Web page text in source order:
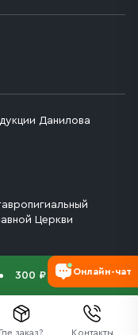
Где заказ? Контакты
300 ₽
Данилова
Церкви
Онлайн-чат